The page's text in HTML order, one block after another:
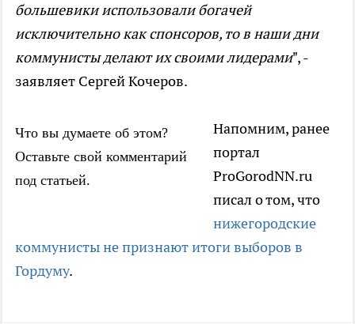
большевики использовали богачей
исключительно как спонсоров, то в наши дни
коммунисты делают их своими лидерами", -
заявляет Сергей Кочеров.
Что вы думаете об этом?
Оставьте свой комментарий
под статьей.
Напомним, ранее
портал
ProGorodNN.ru
писал о том, что
нижегородские
коммунисты не признают итоги выборов в
Гордуму.